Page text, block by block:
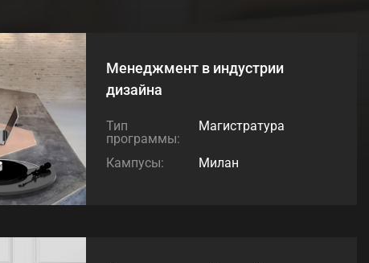
Менеджмент в индустрии
дизайна
Тип
программы:
Магистратура
Кампусы: Милан